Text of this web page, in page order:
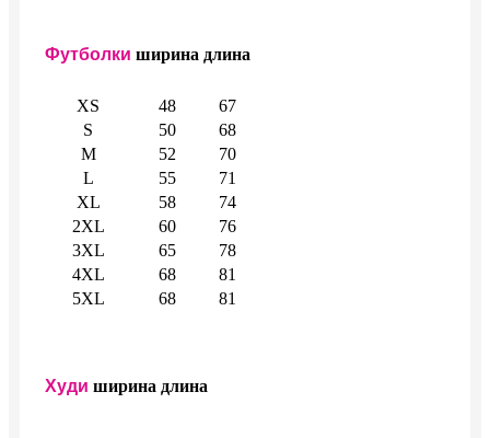
Футболки ширина длина
XS 48
67
S
50
68
M
52
70
L
55
71
XL
58
74
2XL
60
76
3XL
65
78
4XL
68
81
5XL
68 81
Худи ширина длина